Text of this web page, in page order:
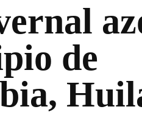
de